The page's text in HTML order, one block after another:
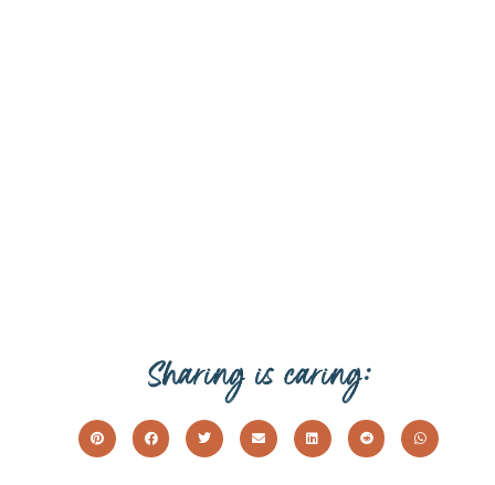
Sharing is caring: